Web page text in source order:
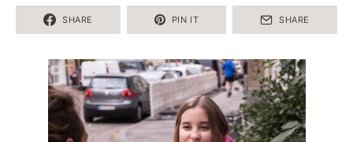
SHARE PIN IT SHARE